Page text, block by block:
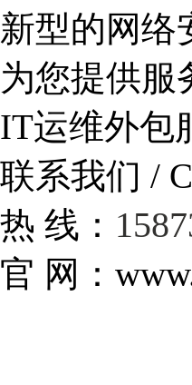
新型的网络
为您提供服
IT运维外包
联系我们 /
热 线：
官 网：